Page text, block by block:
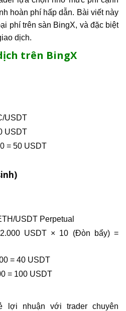
hoàn phí hấp dẫn. Bài viết này
phí trên sàn BingX, và đặc biệt
dịch.
trên BingX
USDT
USDT
= 50 USDT
USDT Perpetual
USDT × 10 (Đòn bẩy) =
= 40 USDT
= 100 USDT
lợi nhuận với trader chuyên